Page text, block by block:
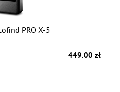
PRO X-5
449.00 zł